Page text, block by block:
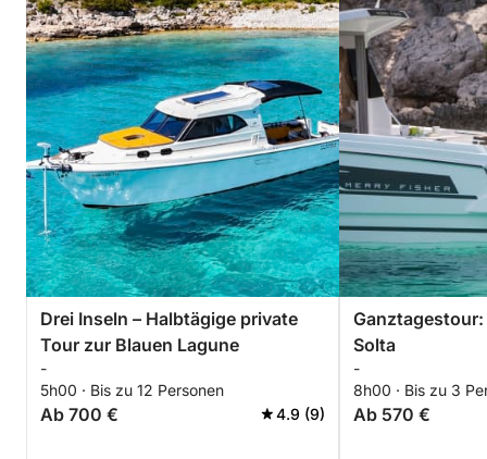
Drei Inseln – Halbtägige private
Tour zur Blauen Lagune
-
5h00 · Bis zu 12 Personen
Ab 700 € 4.9 (9)
Solta
-
8h00 · Bis zu 3
Ab 570 €